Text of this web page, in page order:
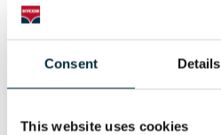
Consent Details
This website uses cookies
Ölmengenteiler
HFD